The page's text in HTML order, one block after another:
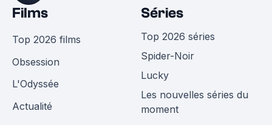
Films
Top 2026 films
Obsession
L'Odyssée
Actualité
Séries
Top 2026 séries
Spider-Noir
Lucky
Les nouvelles séries du
moment